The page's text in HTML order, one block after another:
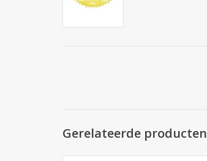
Gerelateerde producten